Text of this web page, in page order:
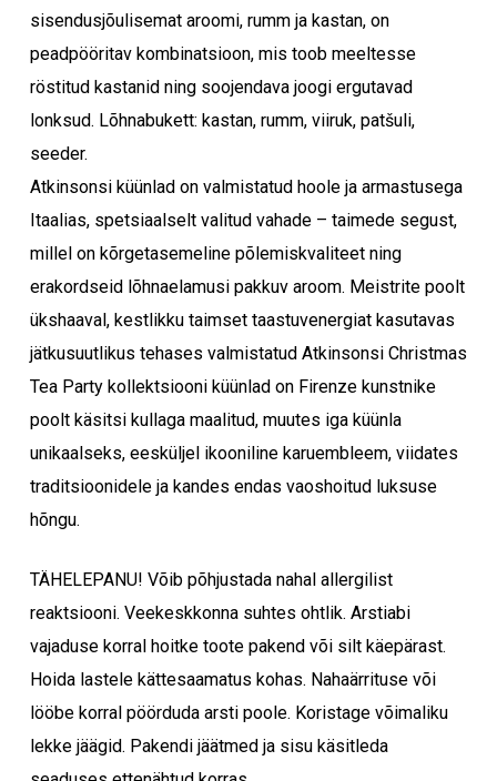
sisendusjõulisemat aroomi, rumm ja kastan, on
peadpööritav kombinatsioon, mis toob meeltesse
röstitud kastanid ning soojendava joogi ergutavad
lonksud. Lõhnabukett: kastan, rumm, viiruk, patšuli,
seeder.
Atkinsonsi küünlad on valmistatud hoole ja armastusega
Itaalias, spetsiaalselt valitud vahade – taimede segust,
millel on kõrgetasemeline põlemiskvaliteet ning
erakordseid lõhnaelamusi pakkuv aroom. Meistrite poolt
ükshaaval, kestlikku taimset taastuvenergiat kasutavas
jätkusuutlikus tehases valmistatud Atkinsonsi Christmas
Tea Party kollektsiooni küünlad on Firenze kunstnike
poolt käsitsi kullaga maalitud, muutes iga küünla
unikaalseks, eesküljel ikooniline karuembleem, viidates
traditsioonidele ja kandes endas vaoshoitud luksuse
hõngu.
TÄHELEPANU! Võib põhjustada nahal allergilist
reaktsiooni. Veekeskkonna suhtes ohtlik. Arstiabi
vajaduse korral hoitke toote pakend või silt käepärast.
Hoida lastele kättesaamatus kohas. Nahaärrituse või
lööbe korral pöörduda arsti poole. Koristage võimaliku
lekke jäägid. Pakendi jäätmed ja sisu käsitleda